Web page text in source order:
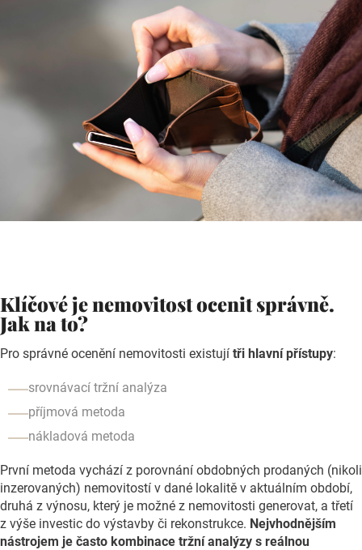
Klíčové je nemovitost ocenit správně.
Jak na to?
Pro správné ocenění nemovitosti existují tři hlavní přístupy:
srovnávací tržní analýza
příjmová metoda
nákladová metoda
První metoda vychází z porovnání obdobných prodaných (nikoli
inzerovaných) nemovitostí v dané lokalitě v aktuálním období,
druhá z výnosu, který je možné z nemovitosti generovat, a třetí
z výše investic do výstavby či rekonstrukce. Nejvhodnějším
nástrojem je často kombinace tržní analýzy s reálnou